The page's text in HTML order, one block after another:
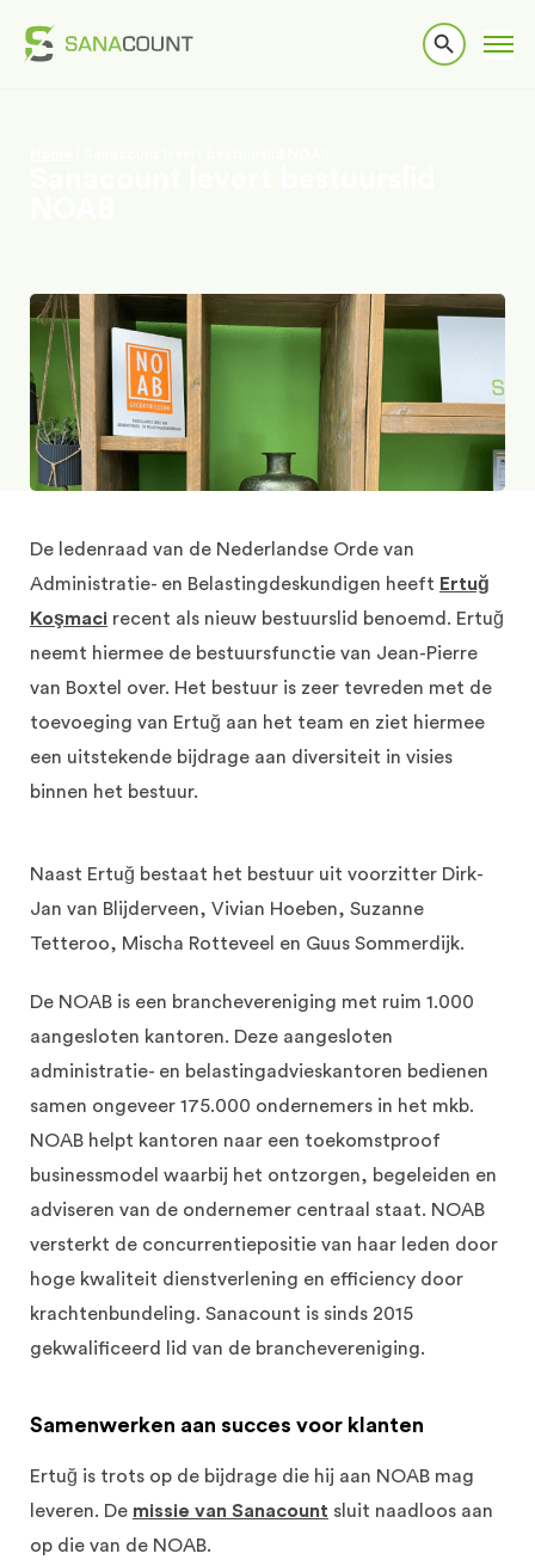
De ledenraad van de Nederlandse Orde van
Administratie- en Belastingdeskundigen heeft Ertuğ
Koşmaci recent als nieuw bestuurslid benoemd. Ertuğ
neemt hiermee de bestuursfunctie van Jean-Pierre
van Boxtel over. Het bestuur is zeer tevreden met de
toevoeging van Ertuğ aan het team en ziet hiermee
een uitstekende bijdrage aan diversiteit in visies
binnen het bestuur.
Naast Ertuğ bestaat het bestuur uit voorzitter Dirk-
Jan van Blijderveen, Vivian Hoeben, Suzanne
Tetteroo, Mischa Rotteveel en Guus Sommerdijk.
De NOAB is een branchevereniging met ruim 1.000
aangesloten kantoren. Deze aangesloten
administratie- en belastingadvieskantoren bedienen
samen ongeveer 175.000 ondernemers in het mkb.
NOAB helpt kantoren naar een toekomstproof
businessmodel waarbij het ontzorgen, begeleiden en
adviseren van de ondernemer centraal staat. NOAB
versterkt de concurrentiepositie van haar leden door
hoge kwaliteit dienstverlening en efficiency door
krachtenbundeling. Sanacount is sinds 2015
gekwalificeerd lid van de branchevereniging.
Samenwerken aan succes voor klanten
Ertuğ is trots op de bijdrage die hij aan NOAB mag
leveren. De missie van Sanacount sluit naadloos aan
op die van de NOAB.